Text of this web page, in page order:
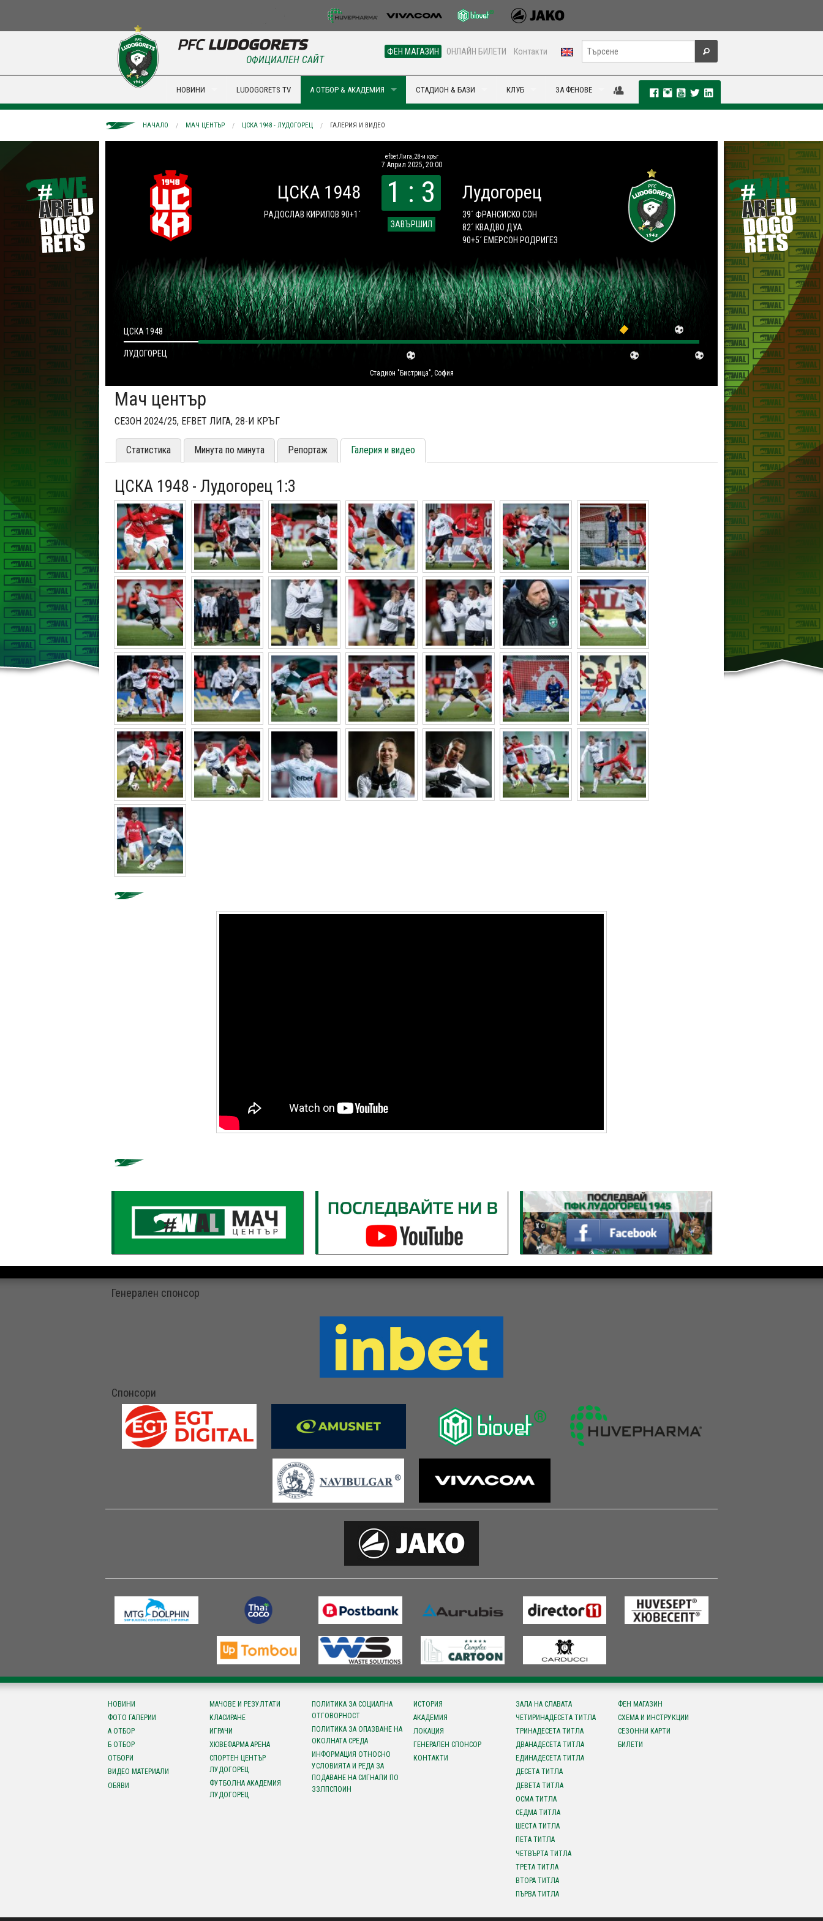
ФЕН МАГАЗИН ОНЛАЙН БИЛЕТИ Контакти
ОФИЦИАЛЕН САЙТ
НОВИНИ LUDOGORETS TV А ОТБОР & АКАДЕМИЯ СТАДИОН & БАЗИ КЛУБ ЗА ФЕНОВЕ
НАЧАЛО МАЧ ЦЕНТЪР ЦСКА 1948 - ЛУДОГОРЕЦ ГАЛЕРИЯ И ВИДЕО
efbet Лига, 28-и кръг
7 Април 2025, 20:00
ЦСКА 1948
РАДОСЛАВ КИРИЛОВ 90+1´
1 : 3
ЗАВЪРШИЛ
Лудогорец
39´ ФРАНСИСКО СОН
82´ КВАДВО ДУА
90+5´ ЕМЕРСОН РОДРИГЕЗ
Стадион "Бистрица", София
ЦСКА 1948
ЛУДОГОРЕЦ
Мач център
СЕЗОН 2024/25, EFBET ЛИГА, 28-И КРЪГ
Статистика Минута по минута Репортаж Галерия и видео
ЦСКА 1948 - Лудогорец 1:3
Генерален спонсор
Спонсори
НОВИНИ
ФОТО ГАЛЕРИИ
А ОТБОР
Б ОТБОР
ОТБОРИ
ВИДЕО МАТЕРИАЛИ
ОБЯВИ
МАЧОВЕ И РЕЗУЛТАТИ
КЛАСИРАНЕ
ИГРАЧИ
ХЮВЕФАРМА АРЕНА
СПОРТЕН ЦЕНТЪР
ЛУДОГОРЕЦ
ФУТБОЛНА АКАДЕМИЯ
ЛУДОГОРЕЦ
ПОЛИТИКА ЗА СОЦИАЛНА
ОТГОВОРНОСТ
ПОЛИТИКА ЗА ОПАЗВАНЕ НА
ОКОЛНАТА СРЕДА
ИНФОРМАЦИЯ ОТНОСНО
УСЛОВИЯТА И РЕДА ЗА
ПОДАВАНЕ НА СИГНАЛИ ПО
ЗЗЛПСПОИН
ИСТОРИЯ
АКАДЕМИЯ
ЛОКАЦИЯ
ГЕНЕРАЛЕН СПОНСОР
КОНТАКТИ
ЗАЛА НА СЛАВАТА
ЧЕТИРИНАДЕСЕТА ТИТЛА
ТРИНАДЕСЕТА ТИТЛА
ДВАНАДЕСЕТА ТИТЛА
ЕДИНАДЕСЕТА ТИТЛА
ДЕСЕТА ТИТЛА
ДЕВЕТА ТИТЛА
ОСМА ТИТЛА
СЕДМА ТИТЛА
ШЕСТА ТИТЛА
ПЕТА ТИТЛА
ЧЕТВЪРТА ТИТЛА
ТРЕТА ТИТЛА
ВТОРА ТИТЛА
ПЪРВА ТИТЛА
ФЕН МАГАЗИН
СХЕМА И ИНСТРУКЦИИ
СЕЗОННИ КАРТИ
БИЛЕТИ